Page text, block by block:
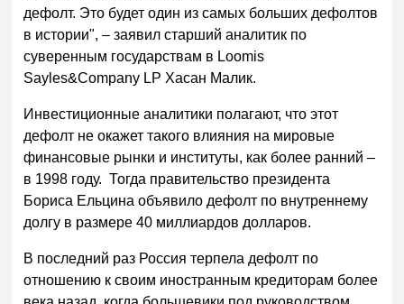
дефолт. Это будет один из самых больших дефолтов
в истории", – заявил старший аналитик по
суверенным государствам в Loomis
Sayles&Company LP Хасан Малик.
Инвестиционные аналитики полагают, что этот
дефолт не окажет такого влияния на мировые
финансовые рынки и институты, как более ранний –
в 1998 году. Тогда правительство президента
Бориса Ельцина объявило дефолт по внутреннему
долгу в размере 40 миллиардов долларов.
В последний раз Россия терпела дефолт по
отношению к своим иностранным кредиторам более